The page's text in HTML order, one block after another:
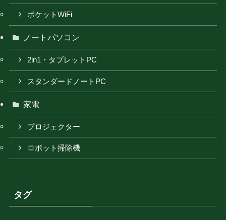
ポケットWiFi
ノートパソコン
2in1・タブレットPC
スタンダードノートPC
家電
プロジェクター
ロボット掃除機
タグ